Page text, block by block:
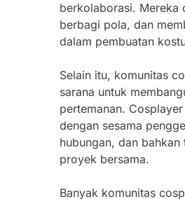
berkolaborasi. Mereka
berbagi pola, dan
dalam pembuatan
Selain itu, komunitas
sarana untuk
pertemanan.
dengan sesama
hubungan, dan
proyek bersama.
Banyak komunitas